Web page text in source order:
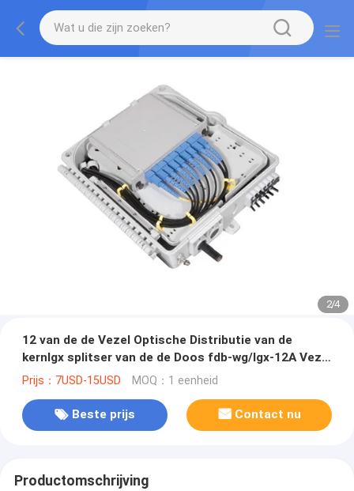
2/4
12 van de de Vezel Optische Distributie van de
kernlgx splitser van de de Doos fdb-wg/lgx-12A Vezel
Optische de Beëindigingsdoos
Prijs：7USD-15USD MOQ：1 eenheid
Beste prijs Contact nu
Productomschrijving